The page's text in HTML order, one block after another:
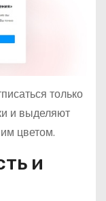
только
и выделяют
цветом.
и